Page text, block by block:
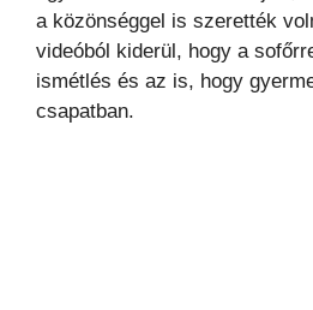
a közönséggel is szerették
videóból kiderül, hogy a
ismétlés és az is, hogy
csapatban.